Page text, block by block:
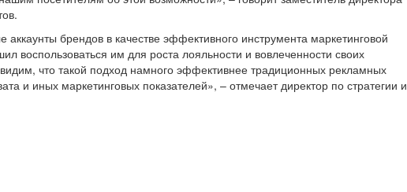
брендов в качестве эффективного инструмента маркетинговой
воспользоваться им для роста лояльности и вовлеченности своих
что такой подход намного эффективнее традиционных рекламных
и иных маркетинговых показателей», – отмечает директор по стратегии и